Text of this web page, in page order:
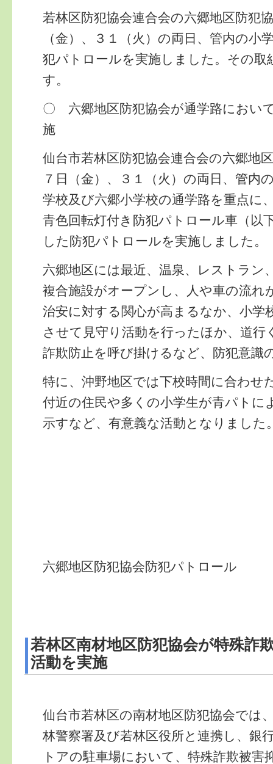
若林区防犯協会連合会の六郷地区防犯
（金）、３１（火）の両日、管内の小
犯パトロールを実施しました。その取
す。
〇 六郷地区防犯協会が通学路におい
施
仙台市若林区防犯協会連合会の六郷地
７日（金）、３１（火）の両日、管内
学校及び六郷小学校の通学路を重点に
青色回転灯付き防犯パトロール車（以
した防犯パトロールを実施しました。
六郷地区には最近、温泉、レストラン
複合施設がオープンし、人や車の流れ
治安に対する関心が高まるなか、小学
させて見守り活動を行ったほか、道行
詐欺防止を呼び掛けるなど、防犯意識
特に、沖野地区では下校時間に合わせ
付近の住民や多くの小学生が青パトに
示すなど、有意義な活動となりました
六郷地区防犯協会防犯パトロール
若林区南材地区防犯協会が特殊詐
活動を実施
仙台市若林区の南材地区防犯協会では
林警察署及び若林区役所と連携し、銀
トアの駐車場において、特殊詐欺被害